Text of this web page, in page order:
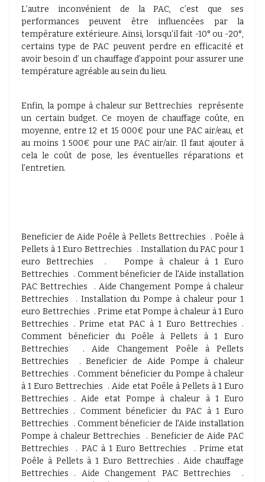
L’autre inconvénient de la PAC, c’est que ses
performances peuvent être influencées par la
température extérieure. Ainsi, lorsqu’il fait -10° ou -20°,
certains type de PAC peuvent perdre en efficacité et
avoir besoin d’ un chauffage d’appoint pour assurer une
température agréable au sein du lieu.
Enfin, la pompe à chaleur sur Bettrechies
représente
un certain budget. Ce moyen de chauffage coûte, en
moyenne, entre 12 et 15 000€ pour une PAC air/eau, et
au moins 1 500€ pour une PAC air/air. Il faut ajouter à
cela le coût de pose, les éventuelles réparations et
l’entretien.
Beneficier de Aide Poêle à Pellets Bettrechies . Poêle à
Pellets à 1 Euro Bettrechies . Installation du PAC pour 1
euro Bettrechies . Pompe à chaleur à 1 Euro
Bettrechies . Comment béneficier de l'Aide installation
PAC Bettrechies . Aide Changement Pompe à chaleur
Bettrechies . Installation du Pompe à chaleur pour 1
euro Bettrechies . Prime etat Pompe à chaleur à 1 Euro
Bettrechies . Prime etat PAC à 1 Euro Bettrechies .
Comment béneficier du Poêle à Pellets à 1 Euro
Bettrechies . Aide Changement Poêle à Pellets
Bettrechies . Beneficier de Aide Pompe à chaleur
Bettrechies . Comment béneficier du Pompe à chaleur
à 1 Euro Bettrechies . Aide etat Poêle à Pellets à 1 Euro
Bettrechies . Aide etat Pompe à chaleur à 1 Euro
Bettrechies . Comment béneficier du PAC à 1 Euro
Bettrechies . Comment béneficier de l'Aide installation
Pompe à chaleur Bettrechies . Beneficier de Aide PAC
Bettrechies . PAC à 1 Euro Bettrechies . Prime etat
Poêle à Pellets à 1 Euro Bettrechies . Aide chauffage
Bettrechies . Aide Changement PAC Bettrechies .